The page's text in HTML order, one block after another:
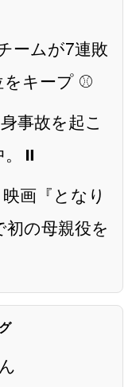
ームが7連敗
キープ ⚾️
事故を起こ
。⏸️
画『となり
の母親役を